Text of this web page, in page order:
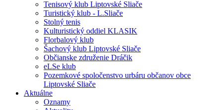
Tenisový klub Liptovské Sliače
Turistický klub - L.Sliače
Stolný tenis
Kulturistický oddiel KLASIK
Florbalový klub
Šachový klub Liptovské Sliače
Občianske združenie Dráčik
eLSe klub
Pozemkové spoločenstvo urbáru občanov obce
Liptovské Sliače
Aktuálne
Oznamy